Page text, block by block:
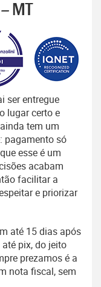
MT
ser entregue
lugar certo e
tem um
pagamento só
esse é um
acabam
facilitar a
e priorizar
até 15 dias após
pix, do jeito
prezamos é a
nota fiscal, sem